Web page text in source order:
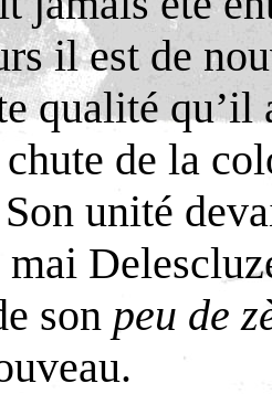
il est de
qualité qu’il
de la
unité
mai
son peu de